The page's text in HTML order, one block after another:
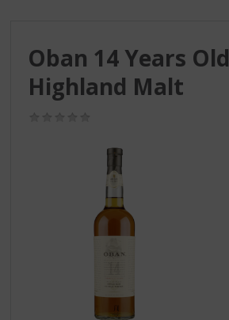
Oban 14 Years Old
Highland Malt